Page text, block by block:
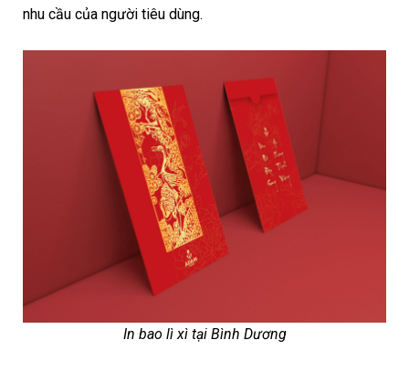
nhu cầu của người tiêu dùng.
In bao lì xì tại Bình Dương